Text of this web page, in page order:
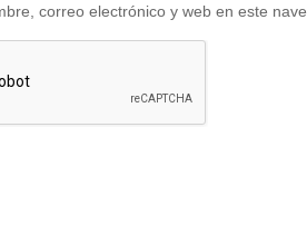
correo electrónico y web en este